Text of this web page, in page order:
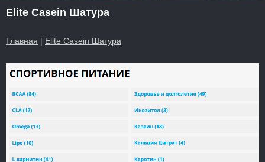
Elite Casein Шатура
Главная | Elite Casein Шатура